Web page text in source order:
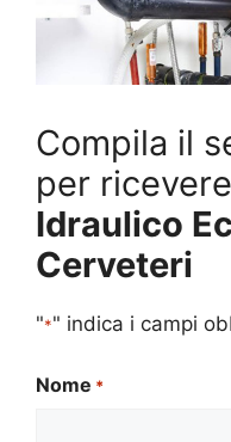
Compila il
per
Idraulico
Cerveteri
"*" indica i campi
Nome *